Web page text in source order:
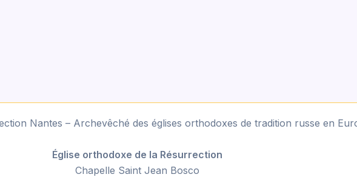
Nantes – Archevêché des églises orthodoxes de tradition russe en
Église orthodoxe de la Résurrection
Chapelle Saint Jean Bosco